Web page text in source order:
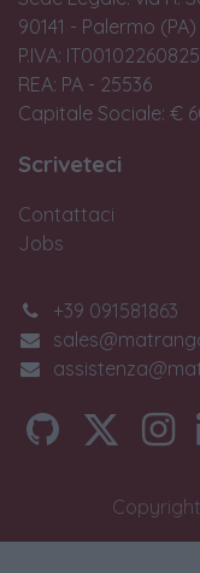
90141 - Palermo
P.IVA: IT00102260825
REA: PA - 25536
Capitale Sociale: €
Scriveteci
Contattaci
Jobs
+39 091581863